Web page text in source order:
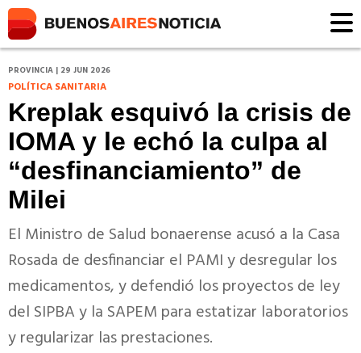
PROVINCIA | 29 JUN 2026
POLÍTICA SANITARIA
Kreplak esquivó la crisis de
IOMA y le echó la culpa al
“desfinanciamiento” de
Milei
El Ministro de Salud bonaerense acusó a la Casa
Rosada de desfinanciar el PAMI y desregular los
medicamentos, y defendió los proyectos de ley
del SIPBA y la SAPEM para estatizar laboratorios
y regularizar las prestaciones.